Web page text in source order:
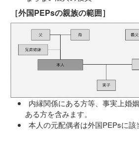
［外国PEPsの親族の範囲］
内縁関係にある方等、事実上婚
ある方を含みます。
本人の元配偶者は外国PEPsに該